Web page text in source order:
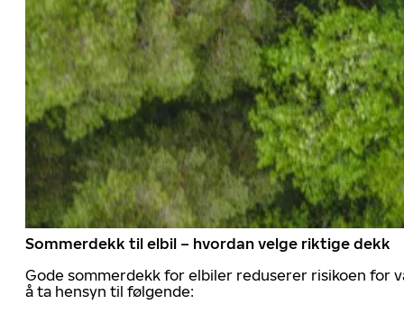
Sommerdekk til elbil – hvordan velge riktige dekk
Gode sommerdekk for elbiler reduserer risikoen for
å ta hensyn til følgende: